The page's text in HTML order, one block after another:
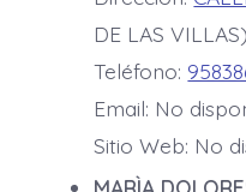
DE LAS VILLAS)
Teléfono:
Email: No
Sitio Web: No